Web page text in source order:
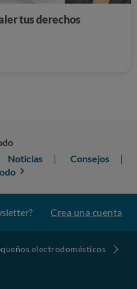
tus derechos
Noticias
Consejos
Crea una cuenta
electrodomésticos